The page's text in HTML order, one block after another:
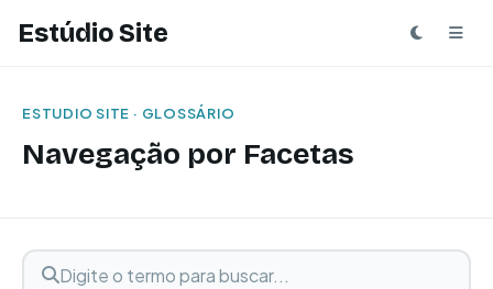
Estúdio Site
ESTUDIO SITE · GLOSSÁRIO
Navegação por Facetas
Buscar termo
Digite o termo para buscar